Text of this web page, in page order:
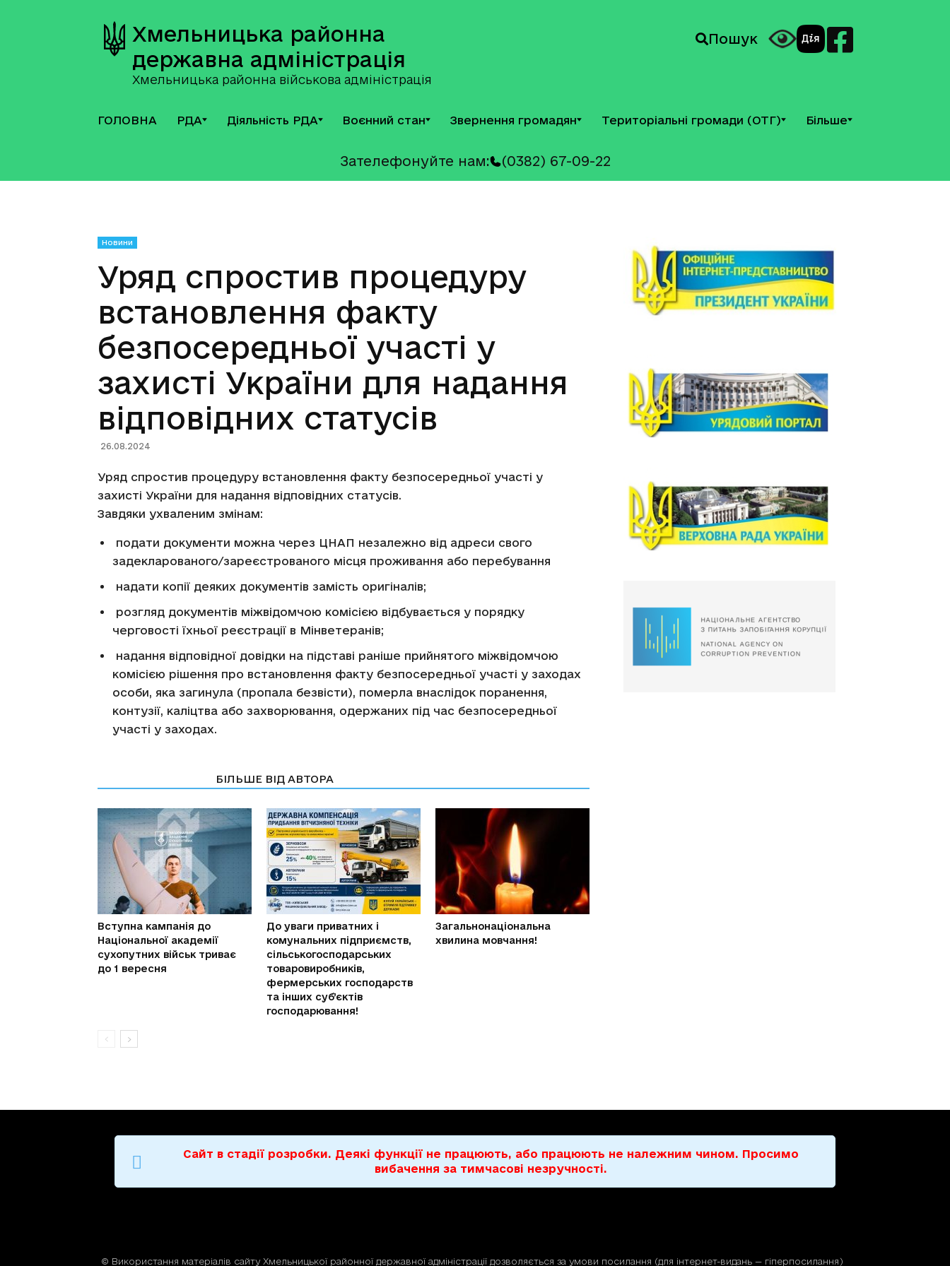
Хмельницька районна
державна адміністрація
Хмельницька районна військова адміністрація
Пошук
ГОЛОВНА РДА Діяльність РДА Воєнний стан Звернення громадян Територіальні громади (ОТГ) Більше
Зателефонуйте нам: (0382) 67-09-22
Новини
Уряд спростив процедуру
встановлення факту
безпосередньої участі у
захисті України для надання
відповідних статусів
26.08.2024
Уряд спростив процедуру встановлення факту безпосередньої участі у
захисті України для надання відповідних статусів.
Завдяки ухваленим змінам:
подати документи можна через ЦНАП незалежно від адреси свого
задекларованого/зареєстрованого місця проживання або перебування
надати копії деяких документів замість оригіналів;
розгляд документів міжвідомчою комісією відбувається у порядку
черговості їхньої реєстрації в Мінветеранів;
надання відповідної довідки на підставі раніше прийнятого міжвідомчою
комісією рішення про встановлення факту безпосередньої участі у заходах
особи, яка загинула (пропала безвісти), померла внаслідок поранення,
контузії, каліцтва або захворювання, одержаних під час безпосередньої
участі у заходах.
БІЛЬШЕ ВІД АВТОРА
Вступна кампанія до
Національної академії
сухопутних військ триває
до 1 вересня
До уваги приватних і
комунальних підприємств,
сільськогосподарських
товаровиробників,
фермерських господарств
та інших суб’єктів
господарювання!
Загальнонаціональна
хвилина мовчання!
Сайт в стадії розробки. Деякі функції не працюють, або працюють не належним чином. Просимо
вибачення за тимчасові незручності.
© Використання матерiалiв сайту Хмельницької районної державної адміністрації дозволяється за умови посилання (для iнтернет-видань — гiперпосилання)